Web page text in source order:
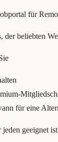
für
der beliebten
für eine
geeignet